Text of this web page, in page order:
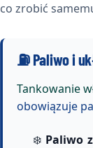
co zrobić
⛽ Paliwo i
Tankowanie
obowiązuje
❄️ Paliwo